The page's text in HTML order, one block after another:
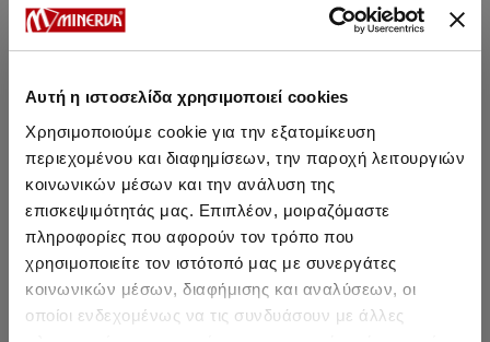
Αυτή η ιστοσελίδα χρησιμοποιεί cookies
Χρησιμοποιούμε cookie για την εξατομίκευση
περιεχομένου και διαφημίσεων, την παροχή λειτουργιών
κοινωνικών μέσων και την ανάλυση της
επισκεψιμότητάς μας. Επιπλέον, μοιραζόμαστε
πληροφορίες που αφορούν τον τρόπο που
χρησιμοποιείτε τον ιστότοπό μας με συνεργάτες
κοινωνικών μέσων, διαφήμισης και αναλύσεων, οι
οποίοι ενδεχομένως να τις συνδυάσουν με άλλες
ΣΥΜΒΟΥΛΕΣ ΦΡΟΝΤΙΔΑΣ
Μπορεί να σου αρέσει επίσης
SALE NEW